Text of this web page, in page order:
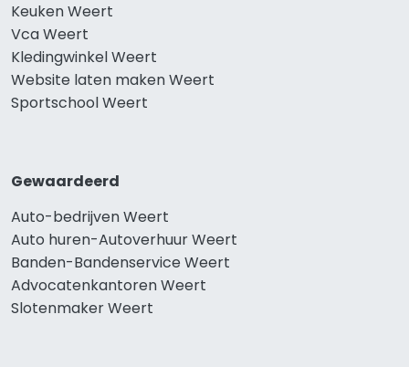
Keuken Weert
Vca Weert
Kledingwinkel Weert
Website laten maken Weert
Sportschool Weert
Gewaardeerd
Auto-bedrijven Weert
Auto huren-Autoverhuur Weert
Banden-Bandenservice Weert
Advocatenkantoren Weert
Slotenmaker Weert